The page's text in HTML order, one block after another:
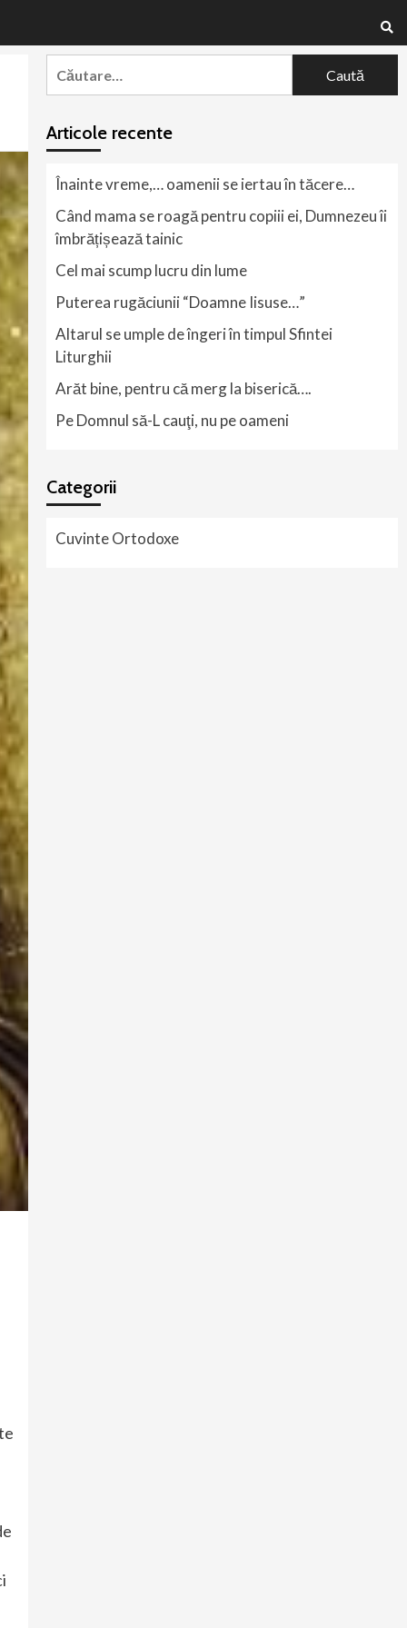
după:
Articole recente
Înainte vreme,… oamenii se iertau în tăcere…
Când mama se roagă pentru copiii ei, Dumnezeu îi
îmbrățișează tainic
Cel mai scump lucru din lume
Puterea rugăciunii “Doamne Iisuse…”
Altarul se umple de îngeri în timpul Sfintei
Liturghii
Arăt bine, pentru că merg la biserică….
Pe Domnul să-L cauţi, nu pe oameni
Categorii
Cuvinte Ortodoxe